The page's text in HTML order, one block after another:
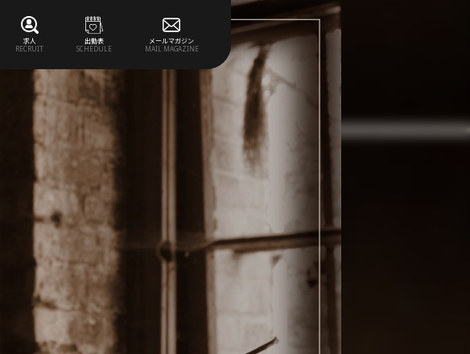
求人
RECRUIT
出勤表
SCHEDULE
メールマガジン
MAIL MAGAZINE